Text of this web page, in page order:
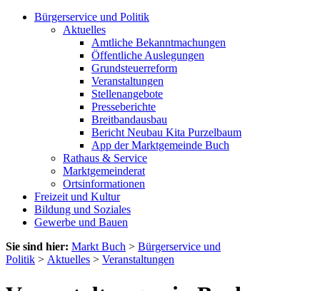
Bürgerservice und Politik
Aktuelles
Amtliche Bekanntmachungen
Öffentliche Auslegungen
Grundsteuerreform
Veranstaltungen
Stellenangebote
Presseberichte
Breitbandausbau
Bericht Neubau Kita Purzelbaum
App der Marktgemeinde Buch
Rathaus & Service
Marktgemeinderat
Ortsinformationen
Freizeit und Kultur
Bildung und Soziales
Gewerbe und Bauen
Sie sind hier: Markt Buch > Bürgerservice und
Politik > Aktuelles > Veranstaltungen